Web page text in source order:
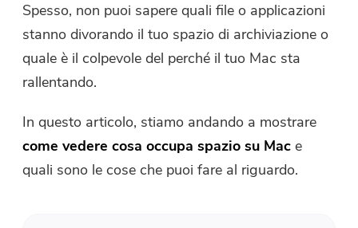
Spesso, non puoi sapere quali file o applicazioni
stanno divorando il tuo spazio di archiviazione o
quale è il colpevole del perché il tuo Mac sta
rallentando.
In questo articolo, stiamo andando a mostrare
come vedere cosa occupa spazio su Mac e
quali sono le cose che puoi fare al riguardo.